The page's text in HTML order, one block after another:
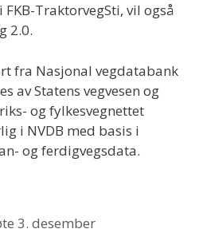
TraktorvegSti, vil også
2.0.
fra Nasjonal vegdatabank
av Statens vegvesen og
og fylkesvegnettet
i NVDB med basis i
og ferdigvegsdata.
3. desember